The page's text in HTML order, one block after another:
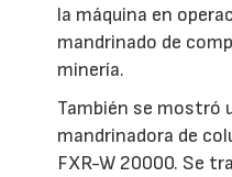
la máquina en
mandrinado de
minería.
También se mostró
mandrinadora de
FXR-W 20000. Se